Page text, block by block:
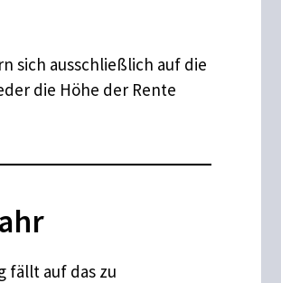
sich ausschließlich auf die
die Höhe der Rente
fällt auf das zu